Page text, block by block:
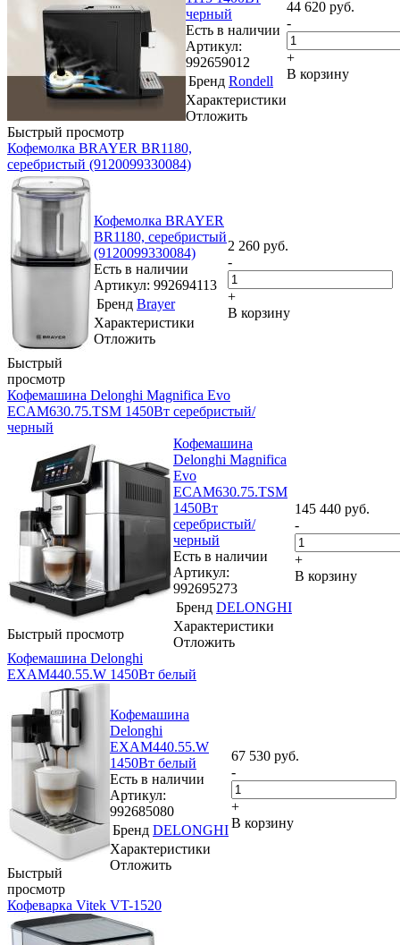
Быстрый просмотр
черный
Есть в наличии
Артикул:
992659012
Бренд Rondell
Характеристики
Отложить
44 620 руб.
-
+
В корзину
Кофемолка BRAYER BR1180,
серебристый (9120099330084)
Быстрый
просмотр
Кофемолка BRAYER
BR1180, серебристый
(9120099330084)
Есть в наличии
Артикул: 992694113
Бренд Brayer
Характеристики
Отложить
2 260 руб.
-
+
В корзину
Кофемашина Delonghi Magnifica Evo
ECAM630.75.TSM 1450Вт серебристый/
черный
Быстрый просмотр
Кофемашина
Delonghi Magnifica
Evo
ECAM630.75.TSM
1450Вт
серебристый/
черный
Есть в наличии
Артикул:
992695273
Бренд DELONGHI
Характеристики
Отложить
145 440 руб.
-
+
В корзину
Кофемашина Delonghi
EXAM440.55.W 1450Вт белый
Быстрый
просмотр
Кофемашина
Delonghi
EXAM440.55.W
1450Вт белый
Есть в наличии
Артикул:
992685080
Бренд DELONGHI
Характеристики
Отложить
67 530 руб.
-
+
В корзину
Кофеварка Vitek VT-1520